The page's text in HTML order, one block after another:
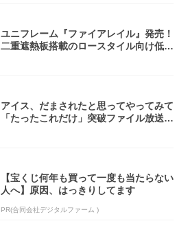
ユニフレーム『ファイアレイル』発売！
二重遮熱板搭載のロースタイル向け低型
アイス、だまされたと思ってやってみて
「たったこれだけ」突破ファイル放送で
【宝くじ何年も買って一度も当たらない
人へ】原因、はっきりしてます
PR(合同会社デジタルファーム )